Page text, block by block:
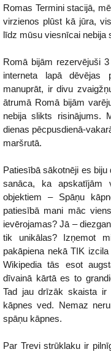
Romas Termini stacijā,
virzienos plūst kā jūra,
līdz mūsu viesnīcai nebija
Romā bijām rezervējuši
interneta lapā
manuprāt, ir divu
ātrumā Romā bijām
nebija slikts risinājums.
dienas pēcpusdienā-
maršrutā.
Patiesībā sākotnēji es
sanāca, ka apskatījām
objektiem – Spāņu
patiesībā mani māc
ievērojamas? Jā –
tik unikālas? Izņemot
pakāpiena nekā TIK
Wikipedia tās esot
dīvainā kārtā es to
Tad jau drīzāk skaista
kāpnes ved. Nemaz
spāņu kāpnes.
Par Trevi strūklaku ir